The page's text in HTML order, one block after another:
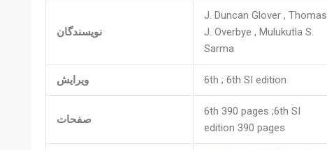
J. Duncan Glover , Thomas
J. Overbye , Mulukutla S.
Sarma
نویسندگان
6th ; 6th SI edition ویرایش
6th 390 pages ;6th SI
edition 390 pages
صفحات